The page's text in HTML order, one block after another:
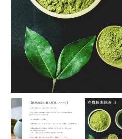
商品一覧
EECOについて
お買物ガイド